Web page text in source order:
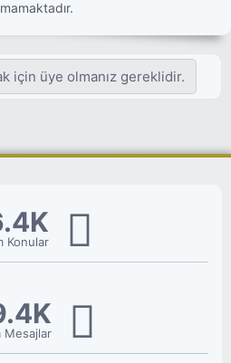
için üye olmanız gereklidir.
Konular
Mesajlar